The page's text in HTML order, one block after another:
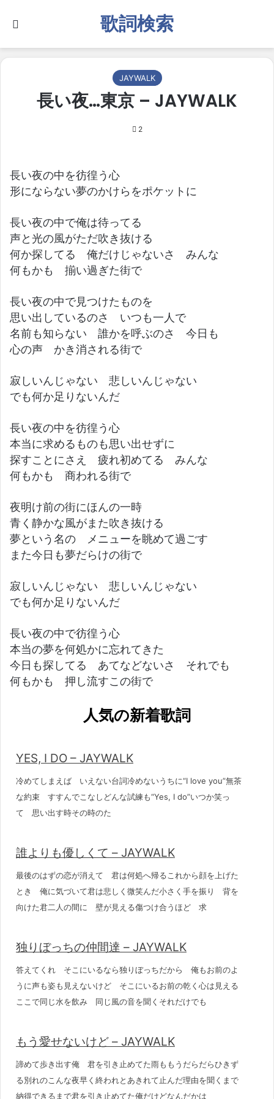
歌詞検索
JAYWALK
長い夜…東京 – JAYWALK
2
長い夜の中を彷徨う心
形にならない夢のかけらをポケットに
長い夜の中で俺は待ってる
声と光の風がただ吹き抜ける
何か探してる 俺だけじゃないさ みんな
何もかも 揃い過ぎた街で
長い夜の中で見つけたものを
思い出しているのさ いつも一人で
名前も知らない 誰かを呼ぶのさ 今日も
心の声 かき消される街で
寂しいんじゃない 悲しいんじゃない
でも何か足りないんだ
長い夜の中を彷徨う心
本当に求めるものも思い出せずに
探すことにさえ 疲れ初めてる みんな
何もかも 商われる街で
夜明け前の街にほんの一時
青く静かな風がまた吹き抜ける
夢という名の メニューを眺めて過ごす
また今日も夢だらけの街で
寂しいんじゃない 悲しいんじゃない
でも何か足りないんだ
長い夜の中で彷徨う心
本当の夢を何処かに忘れてきた
今日も探してる あてなどないさ それでも
何もかも 押し流すこの街で
人気の新着歌詞
YES, I DO – JAYWALK
冷めてしまえば いえない台詞冷めないうちに“I love you”無茶
な約束 すすんでこなしどんな試練も“Yes, I do”いつか笑っ
て 思い出す時その時のた
誰よりも優しくて – JAYWALK
最後のはずの恋が消えて 君は何処へ帰るこれから顔を上げた
とき 俺に気づいて君は悲しく微笑んだ小さく手を振り 背を
向けた君二人の間に 壁が見える傷つけ合うほど 求
独りぼっちの仲間達 – JAYWALK
答えてくれ そこにいるなら独りぼっちだから 俺もお前のよ
うに声も姿も見えないけど そこにいるお前の乾く心は見える
ここで同じ水を飲み 同じ風の音を聞くそれだけでも
もう愛せないけど – JAYWALK
諦めて歩き出す俺 君を引き止めてた雨ももうだらだらひきず
る別れのこんな夜早く終われとあきれて止んだ理由を聞くまで
納得できるまで君を引き止めてた俺だけどなんだかは